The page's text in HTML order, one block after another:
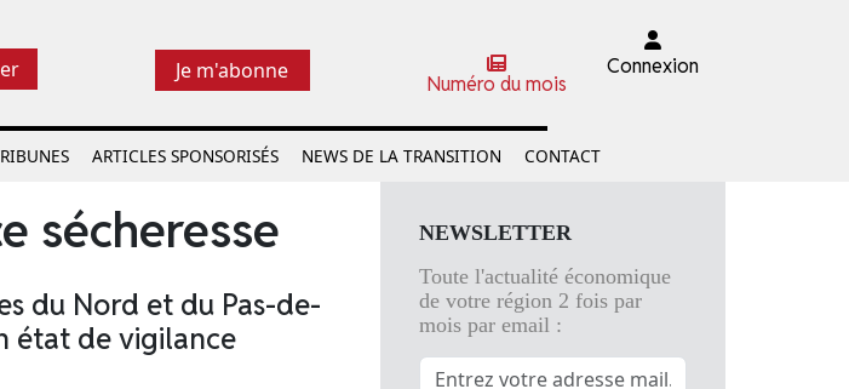
Je m'abonne
Numéro du mois
Connexion
ARTICLES SPONSORISÉS NEWS DE LA TRANSITION CONTACT
sécheresse
du Nord et du Pas-de-
état de vigilance
NEWSLETTER
Toute l'actualité économique
de votre région 2 fois par
mois par email :